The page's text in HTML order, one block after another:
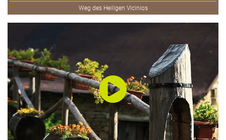
Weg des Heiligen Vicinios